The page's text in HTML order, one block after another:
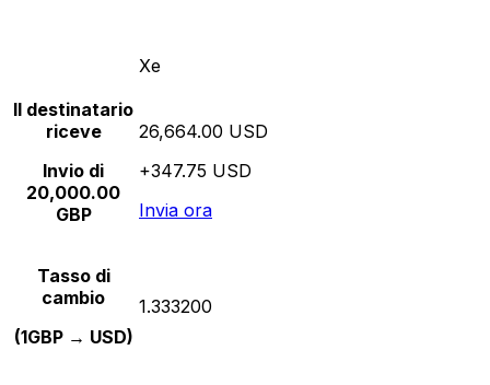
Xe
Il destinatario
riceve
Invio di
20,000.00
GBP
26,664.00 USD
+347.75 USD
Invia ora
Tasso di
cambio
(1GBP → USD)
1.333200